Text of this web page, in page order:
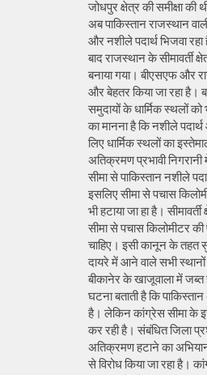
जोधपुर क्षेत्र की समीक्षा की
अब पाकिस्तान राजस्थान
और नशीले पदार्थ भिजवा
बाद राजस्थान के सीमावर्ती
बनाया गया। बीएसएफ और
और बेहतर किया जा रहा है।
समुदायों के धार्मिक स्थलों को
का मानना है कि नशीले
लिए धार्मिक स्थलों का
अतिक्रमण प्रभावी
सीमा से पाकिस्तान नशीले
इसलिए सीमा से पचास
भी हटाया जा हा है।
सीमा से पचास किलोमीटर की
चाहिए। इसी कानून के तहत
दायरे में आने वाले सभी
बीकानेर के खाजूवाला में जब्त
घटना बताती है कि
है। लेकिन कांग्रेस सीमा के
कर रही है। संबंधित जिला
अतिक्रमण हटाने का
से विरोध किया जा रहा है।